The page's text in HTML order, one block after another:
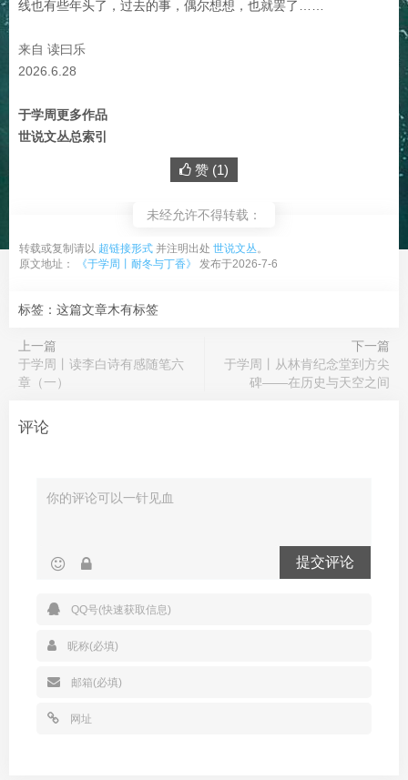
线也有些年头了，过去的事，偶尔想想，也就罢了……
来自 读曰乐
2026.6.28
于学周更多作品
世说文丛总索引
赞 (1)
未经允许不得转载：
转载或复制请以 超链接形式 并注明出处 世说文丛。
原文地址：
《于学周丨耐冬与丁香》 发布于2026-7-6
标签：这篇文章木有标签
上一篇
于学周丨读李白诗有感随笔六
章（一）
下一篇
于学周丨从林肯纪念堂到方尖
碑——在历史与天空之间
评论
提交评论